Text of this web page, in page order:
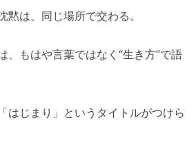
黙は、同じ場所で交わる。
、もはや言葉ではなく“生き方”で語
はじまり」というタイトルがつけら